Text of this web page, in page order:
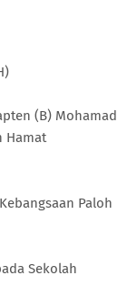
(B) Mohamad
Hamat
Paloh
Sekolah